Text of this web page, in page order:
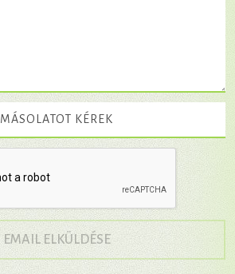
MÁSOLATOT KÉREK
EMAIL ELKÜLDÉSE→